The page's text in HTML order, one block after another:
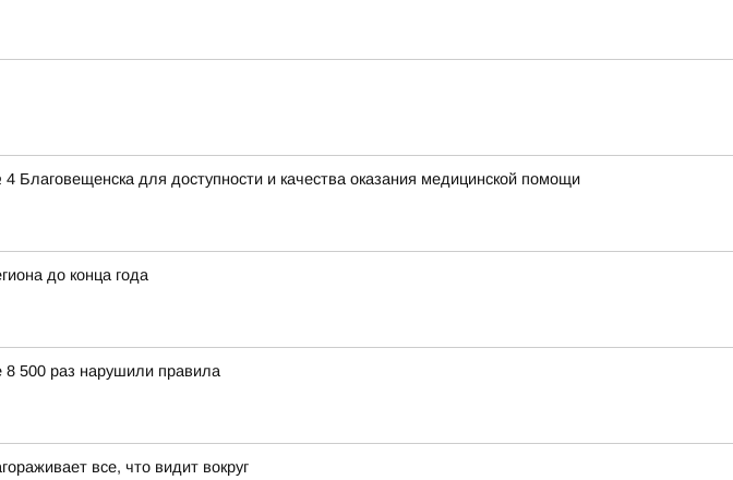
Благовещенска для доступности и качества оказания медицинской помощи
до конца года
500 раз нарушили правила
все, что видит вокруг